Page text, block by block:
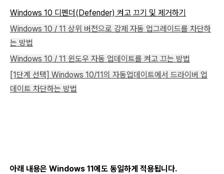
Windows 10 디펜더(Defender) 켜고 끄기 및 제거하기
Windows 10 / 11 상위 버전으로 강제 자동 업그레이드를 차단하
는 방법
Windows 10 / 11 윈도우 자동 업데이트를 켜고 끄는 방법
[1단계 선택] Windows 10/11의 자동업데이트에서 드라이버 업
데이트 차단하는 방법
아래 내용은 Windows 11에도 동일하게 적용됩니다.